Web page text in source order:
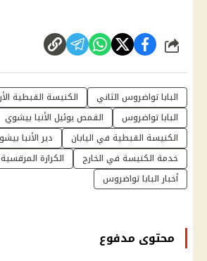
شارك
البابا تواضروس الثاني
الكنيسة القبطية
البابا تواضروس
القمص يوئيل الأنبا بيشوي
الكنيسة القبطية في اليابان
دير الأنبا
خدمة الكنيسة في الخارج
الكرازة المرقسية
أخبار البابا تواضروس
محتوى مدفوع